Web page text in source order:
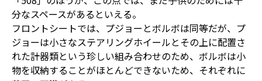
分なスペースがあるといえる。
フロントシートでは、プジョーとボルボは同等だが、プ
ジョーは小さなステアリングホイールとその上に配置さ
れた計器類という珍しい組み合わせのため、ボルボは小
物を収納することがほとんどできないため、それぞれに